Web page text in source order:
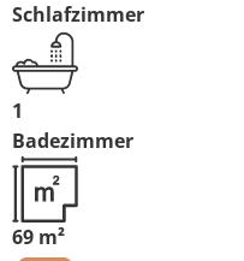
Schlafzimmer
1
Badezimmer
69 m²